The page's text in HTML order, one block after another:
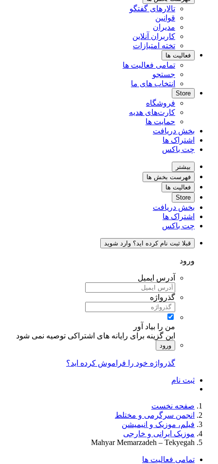
تالارهای گفتگو
قوانین
مدیران
کاربران آنلاین
تخته امتیازات
فعالیت ها
تمامی فعالیت ها
جستجو
انتخاب های ما
Store
فروشگاه
کارت‌های هدیه
حمایت ها
بخش دریافت
اشتراک ها
چت باکس
بیشتر
فهرست بخش ها
فعالیت ها
Store
بخش دریافت
اشتراک ها
چت باکس
قبلا ثبت نام کرده اید؟ وارد شوید
ورود
آدرس ایمیل
گذرواژه
من را بیاد آور
این گزینه برای رایانه های اشتراکی توصیه نمی شود
ورود
گذرواژه خود را فراموش کرده اید؟
ثبت نام
صفحه نخست
انجمن سرگرمی و مختلط
فیلم، موزیک و انیمیشن
موزیک ایرانی و خارجی
Mahyar Memarzadeh – Tekyegah
تمامی فعالیت ها